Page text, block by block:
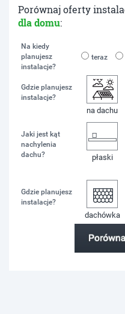
Porównaj oferty
dla domu:
Na kiedy
planujesz
instalacje?
teraz
Gdzie planujesz
instalacje?
na dachu
Jaki jest kąt
nachylenia
dachu?
płaski
Gdzie planujesz
instalacje?
dachówka